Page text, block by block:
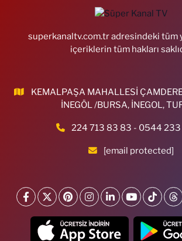
superkanaltv.com.tr adresindeki tüm
içeriklerin tüm hakları
KEMALPAŞA MAHALLESİ
İNEGÖL /BURSA, İNEGOL,
224 713 83 83 - 0544 233
[email protected]